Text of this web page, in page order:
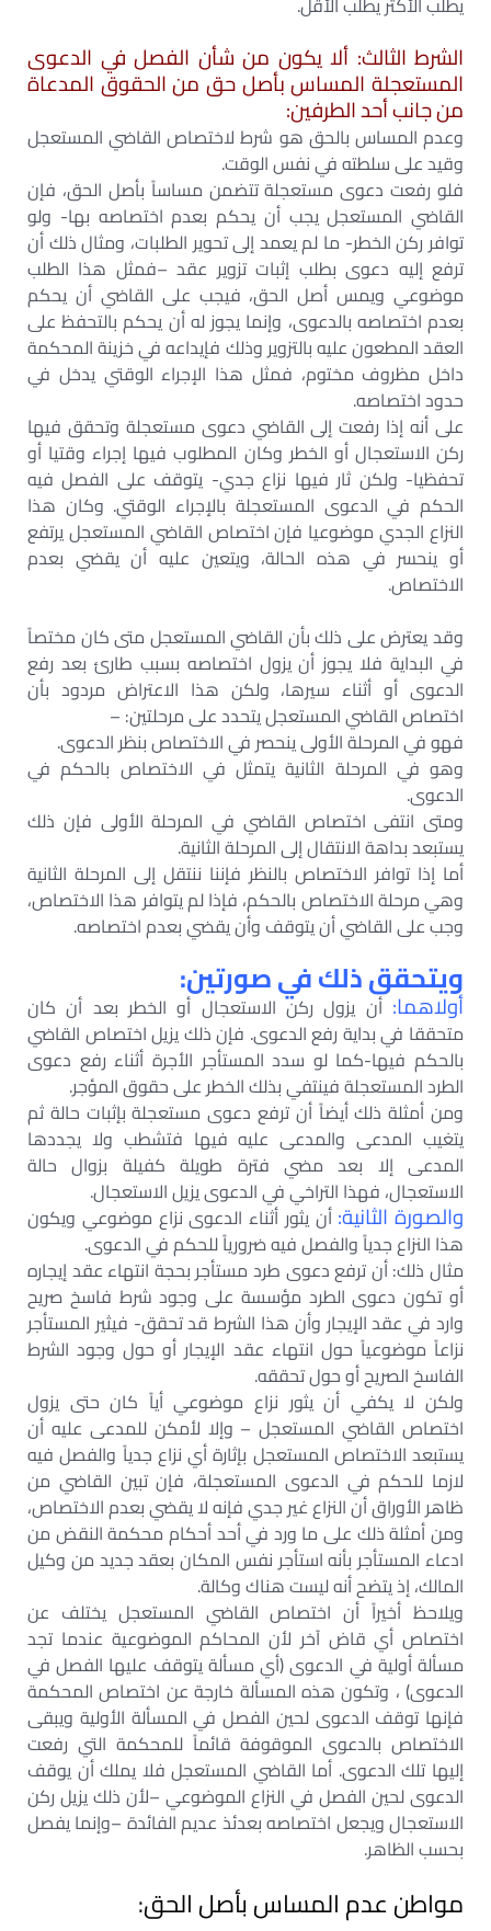
الشرط الثالث: ألا يكون من شأن الفصل في الدعوى
المستعجلة المساس بأصل حق من الحقوق المدعاة
من جانب أحد الطرفين:
وعدم المساس بالحق هو شرط لاختصاص القاضي المستعجل
وقيد على سلطته في نفس الوقت.
فلو رفعت دعوى مستعجلة تتضمن مساساً بأصل الحق، فإن
القاضي المستعجل يجب أن يحكم بعدم اختصاصه بها- ولو
توافر ركن الخطر- ما لم يعمد إلى تحوير الطلبات، ومثال ذلك أن
ترفع إليه دعوى بطلب إثبات تزوير عقد –فمثل هذا الطلب
موضوعي ويمس أصل الحق، فيجب على القاضي أن يحكم
بعدم اختصاصه بالدعوى، وإنما يجوز له أن يحكم بالتحفظ على
العقد المطعون عليه بالتزوير وذلك فإيداعه في خزينة المحكمة
داخل مظروف مختوم، فمثل هذا الإجراء الوقتي يدخل في
حدود اختصاصه.
على أنه إذا رفعت إلى القاضي دعوى مستعجلة وتحقق فيها
ركن الاستعجال أو الخطر وكان المطلوب فيها إجراء وقتيا أو
تحفظيا- ولكن ثار فيها نزاع جدي- يتوقف على الفصل فيه
الحكم في الدعوى المستعجلة بالإجراء الوقتي. وكان هذا
النزاع الجدي موضوعيا فإن اختصاص القاضي المستعجل يرتفع
أو ينحسر في هذه الحالة، ويتعين عليه أن يقضي بعدم
الاختصاص.
وقد يعترض على ذلك بأن القاضي المستعجل متى كان مختصاً
في البداية فلا يجوز أن يزول اختصاصه بسبب طارئ بعد رفع
الدعوى أو أثناء سيرها، ولكن هذا الاعتراض مردود بأن
اختصاص القاضي المستعجل يتحدد على مرحلتين: –
فهو في المرحلة الأولى ينحصر في الاختصاص بنظر الدعوى.
وهو في المرحلة الثانية يتمثل في الاختصاص بالحكم في
الدعوى.
ومتى انتفى اختصاص القاضي في المرحلة الأولى فإن ذلك
يستبعد بداهة الانتقال إلى المرحلة الثانية.
أما إذا توافر الاختصاص بالنظر فإننا ننتقل إلى المرحلة الثانية
وهي مرحلة الاختصاص بالحكم، فإذا لم يتوافر هذا الاختصاص،
وجب على القاضي أن يتوقف وأن يقضي بعدم اختصاصه.
ويتحقق ذلك في صورتين:
أولاهما: أن يزول ركن الاستعجال أو الخطر بعد أن كان
متحققا في بداية رفع الدعوى. فإن ذلك يزيل اختصاص القاضي
بالحكم فيها-كما لو سدد المستأجر الأجرة أثناء رفع دعوى
الطرد المستعجلة فينتفي بذلك الخطر على حقوق المؤجر.
ومن أمثلة ذلك أيضاً أن ترفع دعوى مستعجلة بإثبات حالة ثم
يتغيب المدعى والمدعى عليه فيها فتشطب ولا يجددها
المدعى إلا بعد مضي فترة طويلة كفيلة بزوال حالة
الاستعجال، فهذا التراخي في الدعوى يزيل الاستعجال.
والصورة الثانية: أن يثور أثناء الدعوى نزاع موضوعي ويكون
هذا النزاع جدياً والفصل فيه ضرورياً للحكم في الدعوى.
مثال ذلك: أن ترفع دعوى طرد مستأجر بحجة انتهاء عقد إيجاره
أو تكون دعوى الطرد مؤسسة على وجود شرط فاسخ صريح
وارد في عقد الإيجار وأن هذا الشرط قد تحقق- فيثير المستأجر
نزاعاً موضوعياً حول انتهاء عقد الإيجار أو حول وجود الشرط
الفاسخ الصريح أو حول تحققه.
ولكن لا يكفي أن يثور نزاع موضوعي أياً كان حتى يزول
اختصاص القاضي المستعجل – وإلا لأمكن للمدعى عليه أن
يستبعد الاختصاص المستعجل بإثارة أي نزاع جدياً والفصل فيه
لازما للحكم في الدعوى المستعجلة، فإن تبين القاضي من
ظاهر الأوراق أن النزاع غير جدي فإنه لا يقضي بعدم الاختصاص،
ومن أمثلة ذلك على ما ورد في أحد أحكام محكمة النقض من
ادعاء المستأجر بأنه استأجر نفس المكان بعقد جديد من وكيل
المالك، إذ يتضح أنه ليست هناك وكالة.
ويلاحظ أخيراً أن اختصاص القاضي المستعجل يختلف عن
اختصاص أي قاض آخر لأن المحاكم الموضوعية عندما تجد
مسألة أولية في الدعوى (أي مسألة يتوقف عليها الفصل في
الدعوى) ، وتكون هذه المسألة خارجة عن اختصاص المحكمة
فإنها توقف الدعوى لحين الفصل في المسألة الأولية ويبقى
الاختصاص بالدعوى الموقوفة قائماً للمحكمة التي رفعت
إليها تلك الدعوى. أما القاضي المستعجل فلا يملك أن يوقف
الدعوى لحين الفصل في النزاع الموضوعي –لأن ذلك يزيل ركن
الاستعجال ويجعل اختصاصه بعدئذ عديم الفائدة –وإنما يفصل
بحسب الظاهر.
مواطن عدم المساس بأصل الحق: